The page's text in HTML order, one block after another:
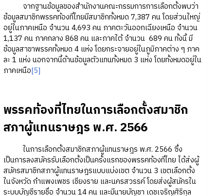
จากฐานข้อมูลของสำนักงานคณะกรรมการการเลือกตั้งพบว่า
ข้อมูลสมาชิกพรรคท้องที่ไทยมีสมาชิกทั้งหมด 7,387 คน โดยส่วนใหญ่
อยู่ในภาคเหนือ จำนวน 4,693 คน ภาคตะวันออกเฉียงเหนือ จำนวน
1,137 คน ภาคกลาง 868 คน และภาคใต้ จำนวน 689 คน ทั้งนี้ มี
ข้อมูลสาขาพรรคทั้งหมด 4 แห่ง โดยกระจายอยู่ในภูมิภาคต่าง ๆ ภาค
ละ 1 แห่ง นอกจากนี้ด้านข้อมูลตัวแทนทั้งหมด 3 แห่ง โดยทั้งหมดอยู่ใน
ภาคเหนือ[5]
พรรคท้องที่ไทยในการเลือกตั้งสมาชิก
สภาผู้แทนราษฎร พ.ศ. 2566
ในการเลือกตั้งสมาชิกสภาผู้แทนราษฎร พ.ศ. 2566 ซึ่ง
เป็นการลงสมัครรับเลือกตั้งเป็นครั้งแรกของพรรคท้องที่ไทย ได้ส่งผู้
สมัครสมาชิกสภาผู้แทนราษฎรแบบแบ่งเขต จำนวน 3 เขตเลือกตั้ง
ในจังหวัด กำแพงเพชร เชียงราย และนครสวรรค์ โดยส่งผู้สมัครใน
ระบบบัญชีรายชื่อ จำนวน 14 คน และมีนายบัญชา เดชเจริญศิริกุล